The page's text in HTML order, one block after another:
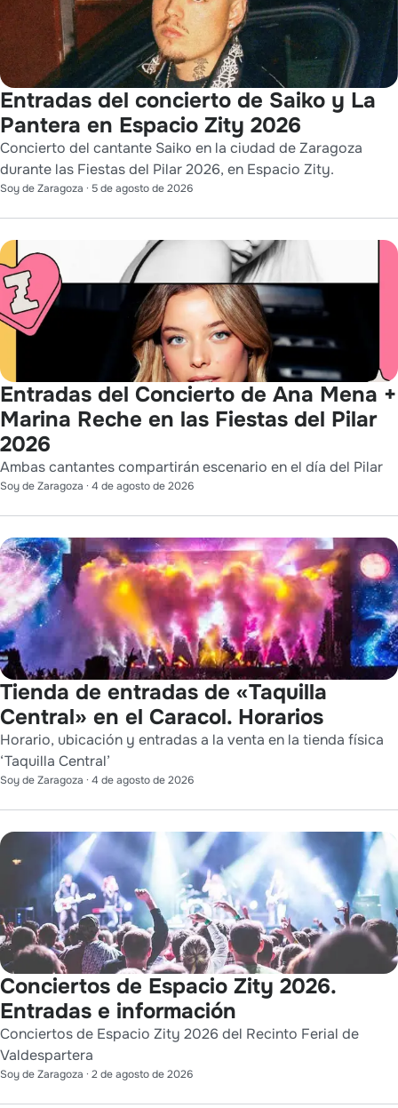
Entradas del concierto de Saiko y La
Pantera en Espacio Zity 2026
Concierto del cantante Saiko en la ciudad de Zaragoza
durante las Fiestas del Pilar 2026, en Espacio Zity.
Soy de Zaragoza · 5 de agosto de 2026
Entradas del Concierto de Ana Mena +
Marina Reche en las Fiestas del Pilar
2026
Ambas cantantes compartirán escenario en el día del Pilar
Soy de Zaragoza · 4 de agosto de 2026
Tienda de entradas de «Taquilla
Central» en el Caracol. Horarios
Horario, ubicación y entradas a la venta en la tienda física
‘Taquilla Central’
Soy de Zaragoza · 4 de agosto de 2026
Conciertos de Espacio Zity 2026.
Entradas e información
Conciertos de Espacio Zity 2026 del Recinto Ferial de
Valdespartera
Soy de Zaragoza · 2 de agosto de 2026